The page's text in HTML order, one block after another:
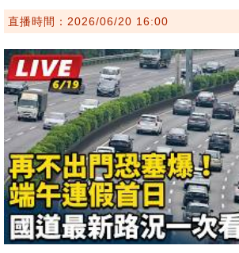
直播時間：2026/06/20 16:00